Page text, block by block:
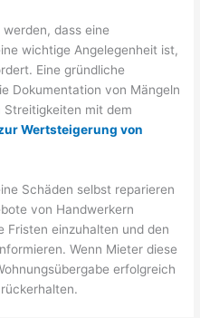
dass eine
wichtige Angelegenheit ist,
Eine gründliche
Dokumentation von Mängeln
Streitigkeiten mit dem
Wertsteigerung von
Schäden selbst reparieren
von Handwerkern
Fristen einzuhalten und den
Wenn Mieter diese
erfolgreich